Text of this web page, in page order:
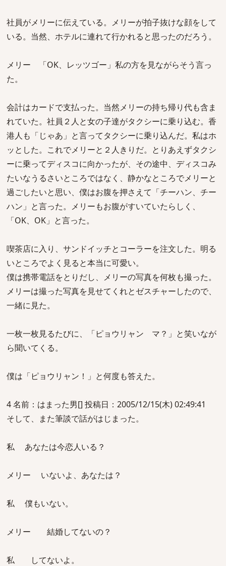
社員がメリーに伝えている。メリーが拍子抜けな顔をして
いる。当然、ホテルに連れて行かれると思ったのだろう。
メリー 「OK、レッツゴー」私の方を見ながらそう言っ
た。
会計はカードで支払った。当然メリーの持ち帰り代も含ま
れていた。社員２人と女の子達がタクシーに乗り込む。香
港人も「じゃあ」と言ってタクシーに乗り込んだ。私はホ
ッとした。これでメリーと２人きりだ。とりあえずタクシ
ーに乗ってディスコに向かったが、その途中、ディスコみ
たいなうるさいところではなく、静かなところでメリーと
過ごしたいと思い、僕はお腹を押さえて「チーハン、チー
ハン」と言った。メリーもお腹がすいていたらしく、
「OK、OK」と言った。
喫茶店に入り、サンドイッチとコーラーを注文した。明る
いところでよく見ると本当に可愛い。
僕は携帯電話をとりだし、メリーの写真を何枚も撮った。
メリーは撮った写真を見せてくれとゼスチャーしたので、
一緒に見た。
一枚一枚見るたびに、「ピョウリャン マ？」と笑いなが
ら聞いてくる。
僕は「ピョウリャン！」と何度も答えた。
4 名前：はまった男[] 投稿日：2005/12/15(木) 02:49:41
そして、また筆談で話がはじまった。
私 あなたは今恋人いる？
メリー いないよ、あなたは？
私 僕もいない。
メリー 結婚してないの？
私 してないよ。